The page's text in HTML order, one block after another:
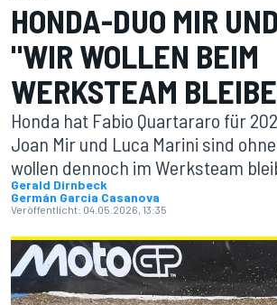
HONDA-DUO MIR
"WIR WOLLEN BEIM
WERKSTEAM
Honda hat Fabio Quartararo für
Joan Mir und Luca Marini sind
wollen dennoch im Werksteam
Gerald Dirnbeck
Germán Garcia Casanova
Veröffentlicht: 04.05.2026, 13:35